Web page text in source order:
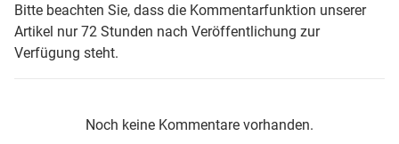
Bitte beachten Sie, dass die Kommentarfunktion unserer
Artikel nur 72 Stunden nach Veröffentlichung zur
Verfügung steht.
Noch keine Kommentare vorhanden.